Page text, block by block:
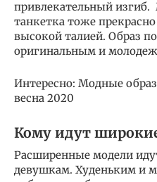
привлекательный
танкетка тоже
высокой талией. Образ
оригинальным и
Интересно: Модные
весна 2020
Кому идут
Расширенные модели
девушкам. Худеньким и